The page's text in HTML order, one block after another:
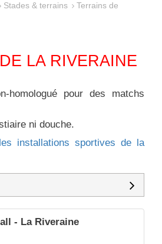
Stades & terrains
Terrains de
LA RIVERAINE
homologué pour des matchs
ni douche.
installations sportives de la
- La Riveraine